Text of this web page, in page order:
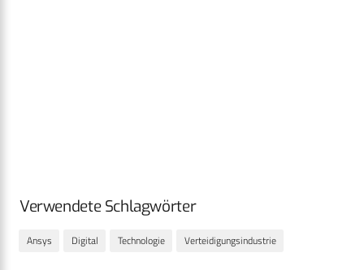
Verwendete Schlagwörter
Ansys Digital Technologie Verteidigungsindustrie